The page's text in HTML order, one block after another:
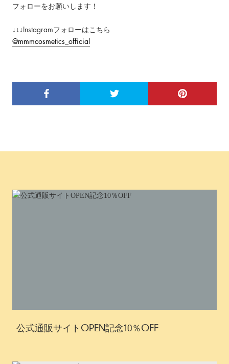
フォローをお願いします！
↓↓↓Instagramフォローはこちら
@mmmcosmetics_official
公式通販サイトOPEN記念10％OFF